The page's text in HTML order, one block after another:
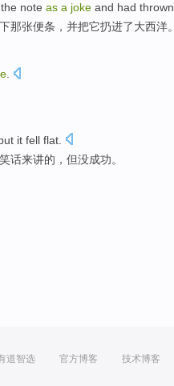
the note as a joke and had thrown
那张便条 ， 并把它扔进了大西洋。
it fell flat.
笑话来讲的， 但没成功。
道智选 官方博客 技术博客